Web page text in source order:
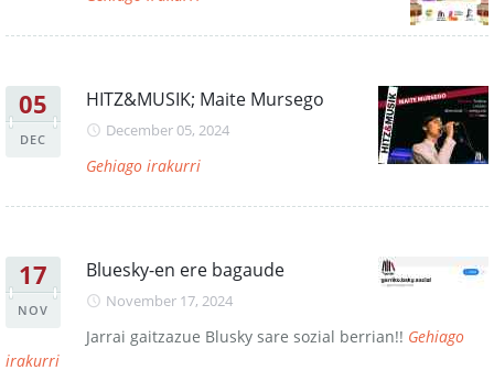
05
DEC
HITZ&MUSIK; Maite Mursego
December 05, 2024
Gehiago irakurri
17
NOV
Bluesky-en ere bagaude
November 17, 2024
Jarrai gaitzazue Blusky sare sozial berrian!! Gehiago
irakurri